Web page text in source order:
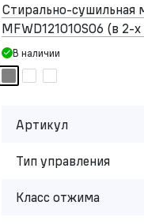
Стирально-сушильная
MFWD121010S06 (в 2-х
В наличии
Артикул
Тип управления
Класс отжима